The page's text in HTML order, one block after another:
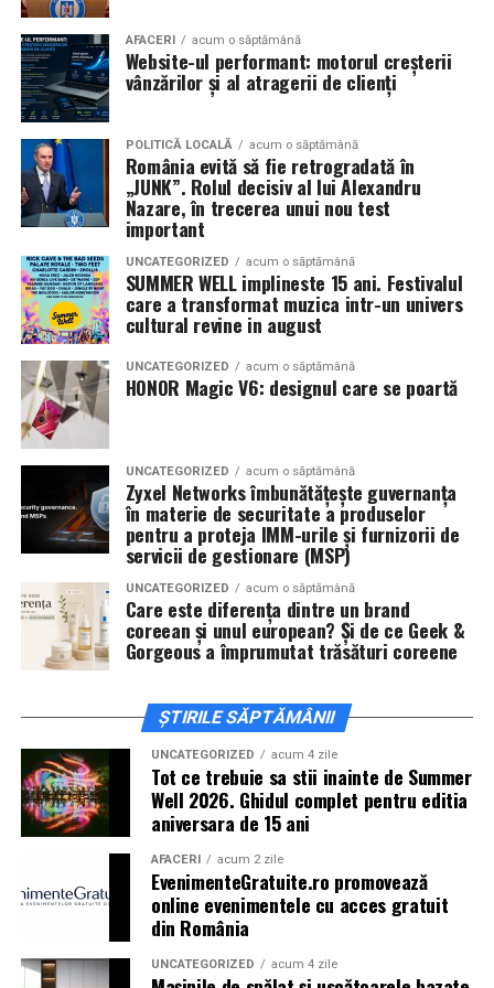
Necula, originari din Constanța și împrejurimi, vor
prezenta filmul alături de colegii lor
Alexandra Răduță și Gabriel Vatavu.
Cinema City Shopping City Galați
12 februarie de la 18:30la întâlnirea cu actrițele
State și Azaleea Necula și regizorul Paul Decu.
Pe 13 februarie la ora 18:30, spectatorii dinIași
invitați la proiecția specială din
Mall, alături de regizorulPaul Decuși de
actoriiGabriel Vatavu, Sergiu Costache, Azaleea
Necula, Alexandra Răduță.
De „Ziua Îndrăgostiților”, pe14 februarie, în Cinema
City Iulius Mall Suceava, de la 18:30, spectatorii sunt
invitați la film alături de regizorul
actoriiSergiu Costache, Vlad si Oana Gherman,
Alexandra Răduță.
Cineplexx Băneasa Shopping City
Bucureștigăzduiește o proiecție specială în prezența
întregii echipe pe15 februarie, de la 17:30.
ÎnCraiova , regizorul Paul Decuși actorii Sergiu
Costache, Azaleea Necula și Oana Gherman vor
Mall pe 16 februarie de la ora 18:00.
ActoriiVlad Gherman, Oana Gherman și Ioana
Ginghinăvin la întâlnirea cu publicul dinCinema City
Vivo! Pitești pe 17 februarie, de la 18:30 și vor
participa la o discuție după proiecție, alături de
Paul Decu.
Caravana„În pielea mea”ajunge la Cinema City
Shopping City Ploiești, pe 18 februarie,
proiecția specială introdusă de regizorul
AFACERI acum o săptămână
Website-ul performant: motorul creșterii
vânzărilor și al atragerii de clienți
POLITICĂ LOCALĂ acum o săptămână
România evită să fie retrogradată în
„JUNK”. Rolul decisiv al lui Alexandru
Nazare, în trecerea unui nou test
important
UNCATEGORIZED acum o săptămână
SUMMER WELL implineste 15 ani. Festivalul
care a transformat muzica intr-un univers
cultural revine in august
UNCATEGORIZED acum o săptămână
HONOR Magic V6: designul care se poartă
UNCATEGORIZED acum o săptămână
Zyxel Networks îmbunătățește guvernanța
în materie de securitate a produselor
pentru a proteja IMM-urile și furnizorii de
servicii de gestionare (MSP)
UNCATEGORIZED acum o săptămână
Care este diferența dintre un brand
coreean și unul european? Și de ce Geek &
Gorgeous a împrumutat trăsături coreene
ȘTIRILE SĂPTĂMÂNII
UNCATEGORIZED acum 4 zile
Tot ce trebuie sa stii inainte de Summer
Well 2026. Ghidul complet pentru editia
aniversara de 15 ani
AFACERI acum 2 zile
EvenimenteGratuite.ro promovează
online evenimentele cu acces gratuit
din România
UNCATEGORIZED acum 4 zile